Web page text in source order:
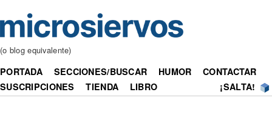
(o blog equivalente)
PORTADA SECCIONES/BUSCAR HUMOR
CONTACTAR
SUSCRIPCIONES
TIENDA LIBRO ¡SALTA!